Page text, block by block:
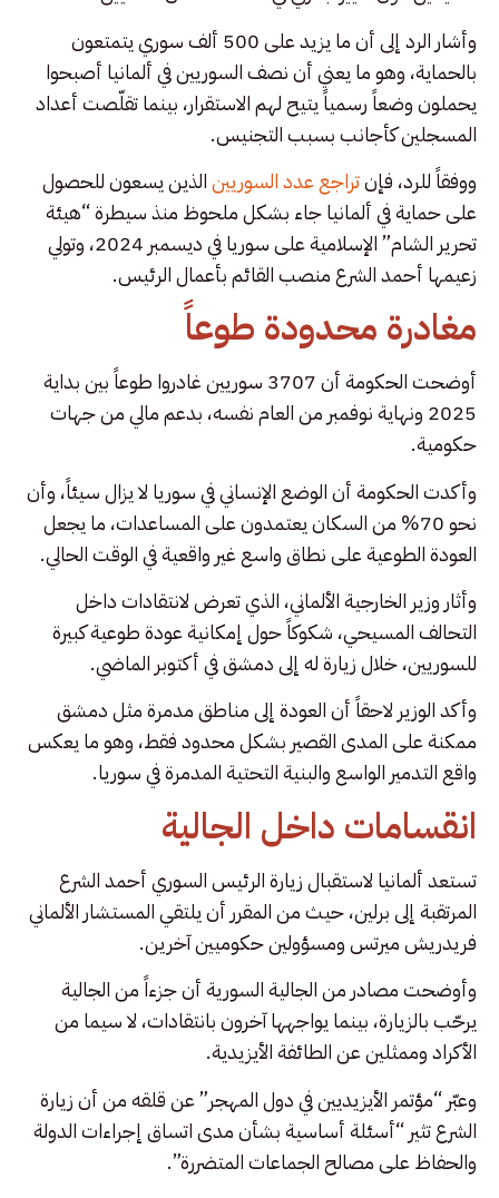
وأشار الرد إلى أن ما يزيد على 500 ألف سوري يتمتعون
بالحماية، وهو ما يعني أن نصف السوريين في ألمانيا أصبحوا
يحملون وضعاً رسمياً يتيح لهم الاستقرار، بينما تقلّصت أعداد
المسجلين كأجانب بسبب التجنيس.
ووفقاً للرد، فإنتراجع عدد السوريينالذين يسعون للحصول
على حماية في ألمانيا جاء بشكل ملحوظ منذ سيطرة “هيئة
تحرير الشام” الإسلامية على سوريا في ديسمبر 2024، وتولي
زعيمها أحمد الشرع منصب القائم بأعمال الرئيس.
مغادرة محدودة طوعاً
أوضحت الحكومة أن 3707 سوريين غادروا طوعاً بين بداية
2025 ونهاية نوفمبر من العام نفسه، بدعم مالي من جهات
حكومية.
وأكدت الحكومة أن الوضع الإنساني في سوريا لا يزال سيئاً، وأن
نحو 70% من السكان يعتمدون على المساعدات، ما يجعل
العودة الطوعية على نطاق واسع غير واقعية في الوقت الحالي.
وأثار وزير الخارجية الألماني، الذي تعرض لانتقادات داخل
التحالف المسيحي، شكوكاً حول إمكانية عودة طوعية كبيرة
للسوريين، خلال زيارة له إلى دمشق في أكتوبر الماضي.
وأكد الوزير لاحقاً أن العودة إلى مناطق مدمرة مثل دمشق
ممكنة على المدى القصير بشكل محدود فقط، وهو ما يعكس
واقع التدمير الواسع والبنية التحتية المدمرة في سوريا.
انقسامات داخل الجالية
تستعد ألمانيا لاستقبال زيارة الرئيس السوري أحمد الشرع
المرتقبة إلى برلين، حيث من المقرر أن يلتقي المستشار الألماني
فريدريش ميرتس ومسؤولين حكوميين آخرين.
وأوضحت مصادر من الجالية السورية أن جزءاً من الجالية
يرحّب بالزيارة، بينما يواجهها آخرون بانتقادات، لا سيما من
الأكراد وممثلين عن الطائفة الأيزيدية.
وعبّر “مؤتمر الأيزيديين في دول المهجر” عن قلقه من أن زيارة
الشرع تثير “أسئلة أساسية بشأن مدى اتساق إجراءات الدولة
والحفاظ على مصالح الجماعات المتضررة”.